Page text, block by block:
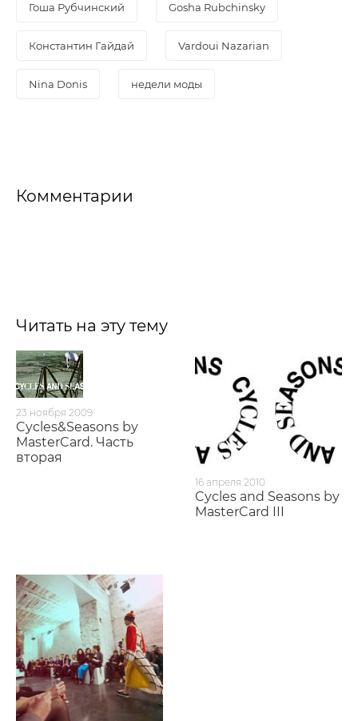
Гоша Рубчинский Gosha Rubchinsky
Константин Гайдай Vardoui Nazarian
Nina Donis недели моды
Комментарии
Читать на эту тему
23 ноября 2009
Cycles&Seasons by
MasterCard. Часть
вторая
16 апреля 2010
Cycles and Seasons by
MasterCard III